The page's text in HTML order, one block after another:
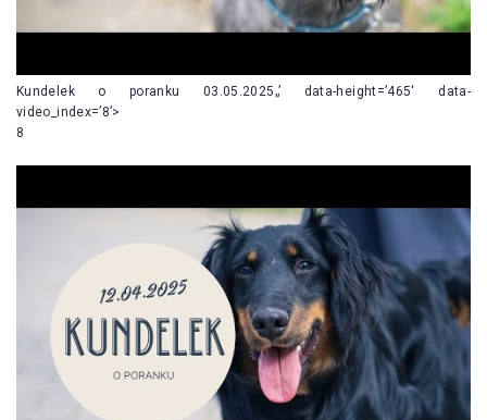
Kundelek o poranku 03.05.2025„’ data-height=’465′ data-
video_index=’8’>
8